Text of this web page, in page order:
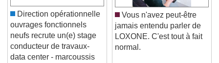
Direction opérationnelle
ouvrages fonctionnels
neufs recrute un(e) stage
conducteur de travaux-
data center - marcoussis
Vous n'avez peut-être
jamais entendu parler de
LOXONE. C'est tout à fait
normal.